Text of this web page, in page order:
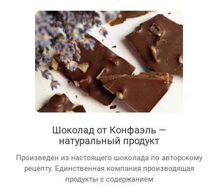
Шоколад от Конфаэль —
натуральный продукт
Произведен из настоящего шоколада по авторскому
рецепту. Единственная компания производящая
продукты с содержанием